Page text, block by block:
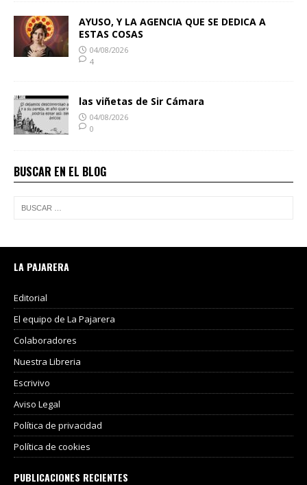
AYUSO, Y LA AGENCIA QUE SE DEDICA A
ESTAS COSAS
04/08/2026
4
las viñetas de Sir Cámara
04/08/2026
0
BUSCAR EN EL BLOG
LA PAJARERA
Editorial
El equipo de La Pajarera
Colaboradores
Nuestra Libreria
Escrivivo
Aviso Legal
Política de privacidad
Política de cookies
PUBLICACIONES RECIENTES